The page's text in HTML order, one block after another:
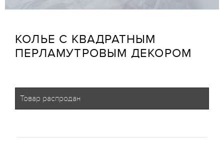
КОЛЬЕ С КВАДРАТНЫМ
ПЕРЛАМУТРОВЫМ ДЕКОРОМ
Товар распродан